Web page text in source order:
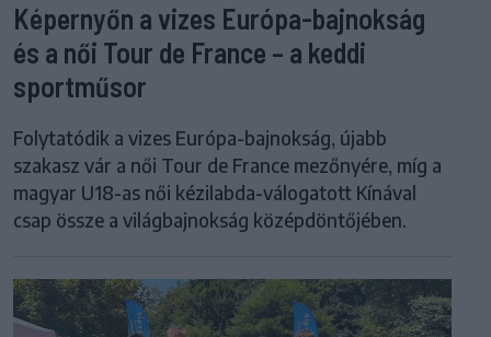
Képernyőn a vizes Európa-bajnokság
és a női Tour de France – a keddi
sportműsor
Folytatódik a vizes Európa-bajnokság, újabb
szakasz vár a női Tour de France mezőnyére, míg a
magyar U18-as női kézilabda-válogatott Kínával
csap össze a világbajnokság középdöntőjében.